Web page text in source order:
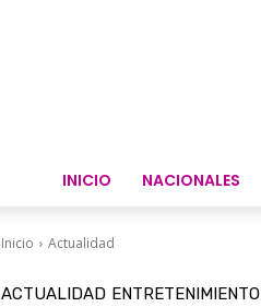
INICIO NACIONALES
Inicio Actualidad
ACTUALIDAD ENTRETENIMIENTO